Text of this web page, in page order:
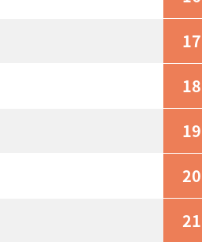
17
18
19
20
21